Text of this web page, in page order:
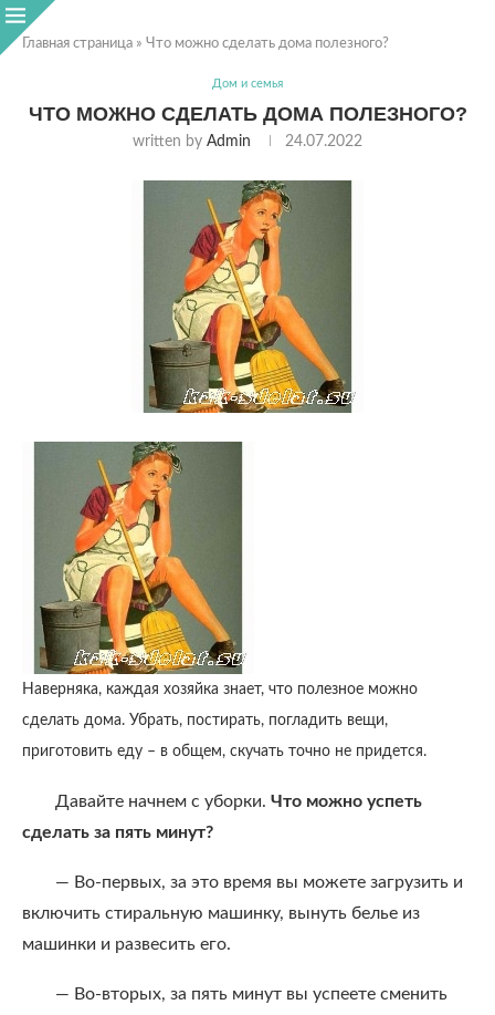
Главная страница » Что можно сделать дома полезного?
Дом и семья
ЧТО МОЖНО СДЕЛАТЬ ДОМА ПОЛЕЗНОГО?
written by Admin 24.07.2022
Наверняка, каждая хозяйка знает, что полезное можно
сделать дома. Убрать, постирать, погладить вещи,
приготовить еду – в общем, скучать точно не придется.
Давайте начнем с уборки. Что можно успеть
сделать за пять минут?
— Во-первых, за это время вы можете загрузить и
включить стиральную машинку, вынуть белье из
машинки и развесить его.
— Во-вторых, за пять минут вы успеете сменить